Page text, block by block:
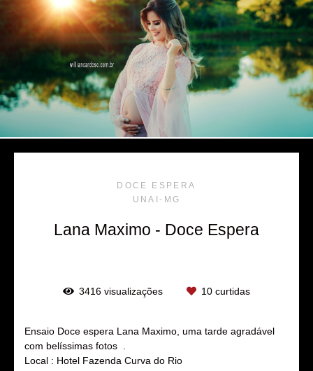
DOCE ESPERA
UNAI-MG
Lana Maximo - Doce Espera
3416 visualizações 10 curtidas
Ensaio Doce espera Lana Maximo, uma tarde agradável
com belíssimas fotos .
Local : Hotel Fazenda Curva do Rio